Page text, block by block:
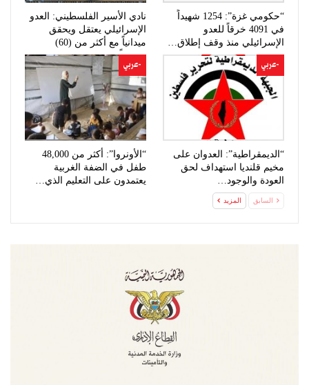
“حكومي غزة”: 1254 شهيداً
في 4091 خرقاً للعدو
الإسرائيلي منذ وقف إطلاق…
نادي الأسير الفلسطيني: العدو
الإسرائيلي يعتقل ويحقق
ميدانياً مع أكثر من (60)
مواطناً…
-عربي
“الديمقراطية”: العدوان على
مخيم قلنديا استهداف لحق
العودة والوجود…
-عربي
“الأونروا”: أكثر من 48,000
طفل في الضفة الغربية
يعتمدون على التعليم الذي…
السابق المزيد